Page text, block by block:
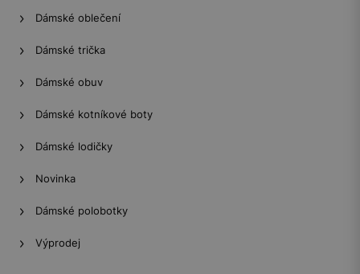
Dámské oblečení
Dámské trička
Dámské obuv
Dámské kotníkové boty
Dámské lodičky
Novinka
Dámské polobotky
Výprodej